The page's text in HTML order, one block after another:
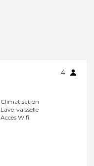
4
Climatisation
Lave-vaisselle
Accès Wifi